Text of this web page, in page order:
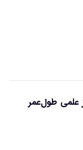
افشای راز علمی طول‌عمر